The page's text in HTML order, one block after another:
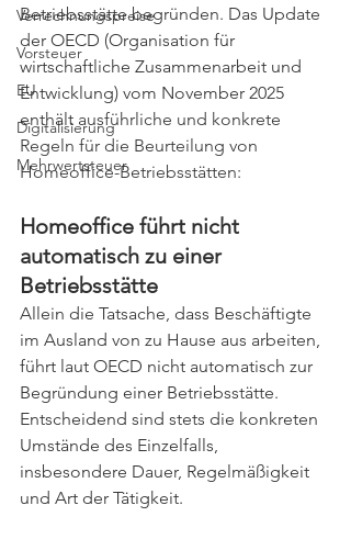
Verrechnungspreise
Vorsteuer
EU
Digitalisierung
Mehrwertsteuer
Betriebsstätte begründen. Das Update
der OECD (Organisation für
wirtschaftliche Zusammenarbeit und
Entwicklung) vom November 2025
enthält ausführliche und konkrete
Regeln für die Beurteilung von
Homeoffice-Betriebsstätten:
Homeoffice führt nicht
automatisch zu einer
Betriebsstätte
Allein die Tatsache, dass Beschäftigte
im Ausland von zu Hause aus arbeiten,
führt laut OECD nicht automatisch zur
Begründung einer Betriebsstätte.
Entscheidend sind stets die konkreten
Umstände des Einzelfalls,
insbesondere Dauer, Regelmäßigkeit
und Art der Tätigkeit.